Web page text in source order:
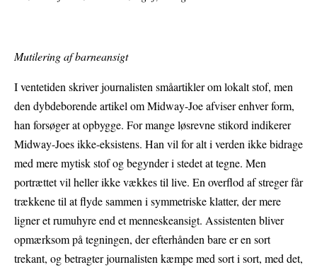
Mutilering af barneansigt
I ventetiden skriver journalisten småartikler om lokalt stof, men
den dybdeborende artikel om Midway-Joe afviser enhver form,
han forsøger at opbygge. For mange løsrevne stikord indikerer
Midway-Joes ikke-eksistens. Han vil for alt i verden ikke bidrage
med mere mytisk stof og begynder i stedet at tegne. Men
portrættet vil heller ikke vækkes til live. En overflod af streger får
trækkene til at flyde sammen i symmetriske klatter, der mere
ligner et rumuhyre end et menneskeansigt. Assistenten bliver
opmærksom på tegningen, der efterhånden bare er en sort
trekant, og betragter journalisten kæmpe med sort i sort, med det,